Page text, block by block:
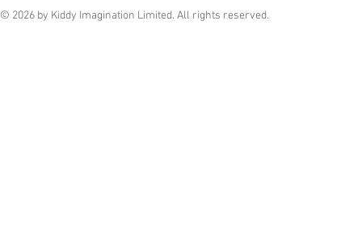
© 2026 by Kiddy Imagination Limited. All rights reserved.